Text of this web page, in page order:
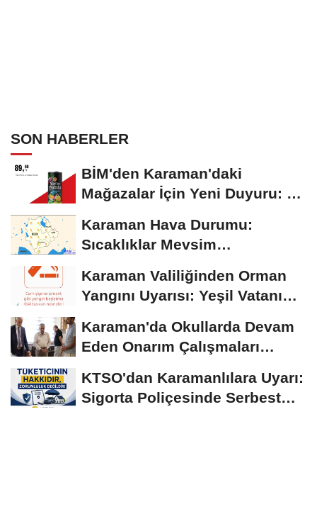
SON HABERLER
BİM'den Karaman'daki
Mağazalar İçin Yeni Duyuru: 11
Karaman Hava Durumu:
Sıcaklıklar Mevsim
Seyrediyor
Karaman Valiliğinden Orman
Yangını Uyarısı: Yeşil Vatanı
Karaman'da Okullarda Devam
Eden Onarım Çalışmaları
KTSO'dan Karamanlılara Uyarı:
Sigorta Poliçesinde Serbest